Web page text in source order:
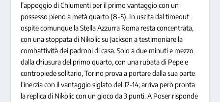
l’appoggio di Chiumenti per il primo vantaggio con un
possesso pieno a metà quarto (8-5). In uscita dal timeout
ospite comunque la Stella Azzurra Roma resta concentrata,
con una stoppata di Nikolic su Jackson a testimoniare la
combattività dei padroni di casa. Solo a due minuti e mezzo
dalla chiusura del primo quarto, con una rubata di Pepe e
contropiede solitario, Torino prova a portare dalla sua parte
l’inerzia con il vantaggio siglato del 12-14; arriva però pronta
la replica di Nikolic con un gioco da 3 punti. A Poser risponde